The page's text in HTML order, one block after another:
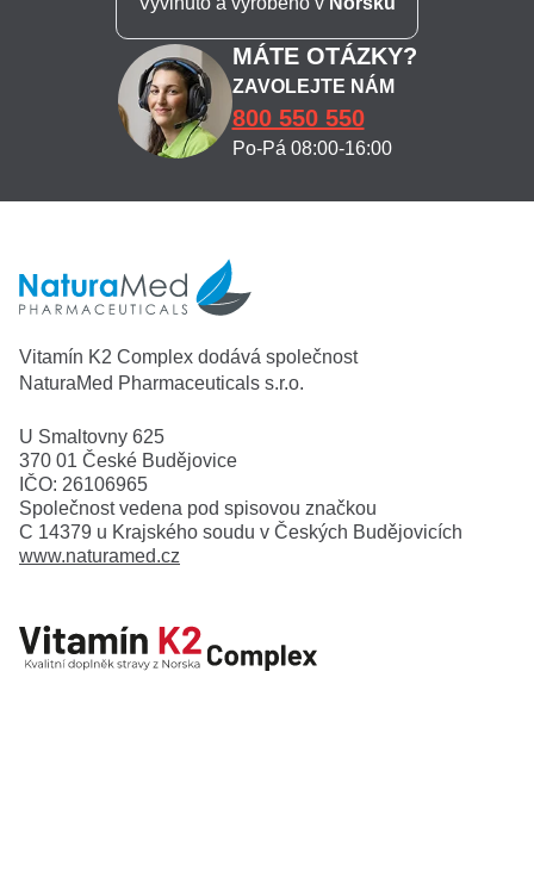
MÁTE OTÁZKY?
ZAVOLEJTE NÁM
800 550 550
Po-Pá 08:00-16:00
Vitamín K2 Complex dodává společnost
NaturaMed Pharmaceuticals s.r.o.
U Smaltovny 625
370 01 České Budějovice
IČO: 26106965
Společnost vedena pod spisovou značkou
C 14379 u Krajského soudu v Českých Budějovicích
www.naturamed.cz